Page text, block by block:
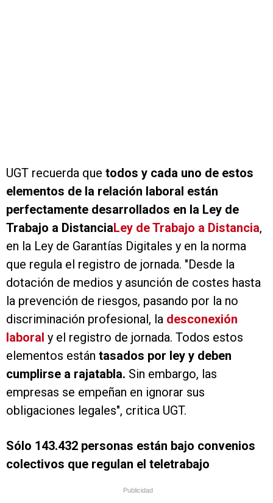
UGT recuerda que todos y cada uno de estos
elementos de la relación laboral están
perfectamente desarrollados en la Ley de
Trabajo a DistanciaLey de Trabajo a Distancia,
en la Ley de Garantías Digitales y en la norma
que regula el registro de jornada. "Desde la
dotación de medios y asunción de costes hasta
la prevención de riesgos, pasando por la no
discriminación profesional, la desconexión
laboral y el registro de jornada. Todos estos
elementos están tasados por ley y deben
cumplirse a rajatabla. Sin embargo, las
empresas se empeñan en ignorar sus
obligaciones legales", critica UGT.
Sólo 143.432 personas están bajo convenios
colectivos que regulan el teletrabajo
Publicidad